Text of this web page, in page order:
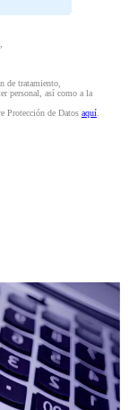
de tratamiento,
personal, así como a la
Protección de Datos aquí.